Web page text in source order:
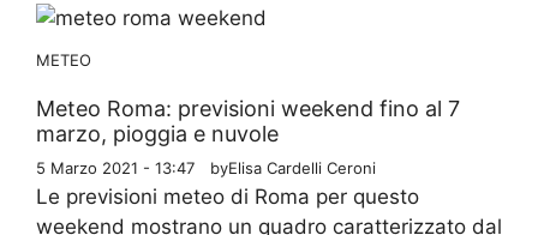
METEO
Meteo Roma: previsioni weekend fino al 7
marzo, pioggia e nuvole
5 Marzo 2021 - 13:47 byElisa Cardelli Ceroni
Le previsioni meteo di Roma per questo
weekend mostrano un quadro caratterizzato dal